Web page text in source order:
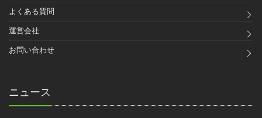
よくある質問
運営会社
お問い合わせ
ニュース